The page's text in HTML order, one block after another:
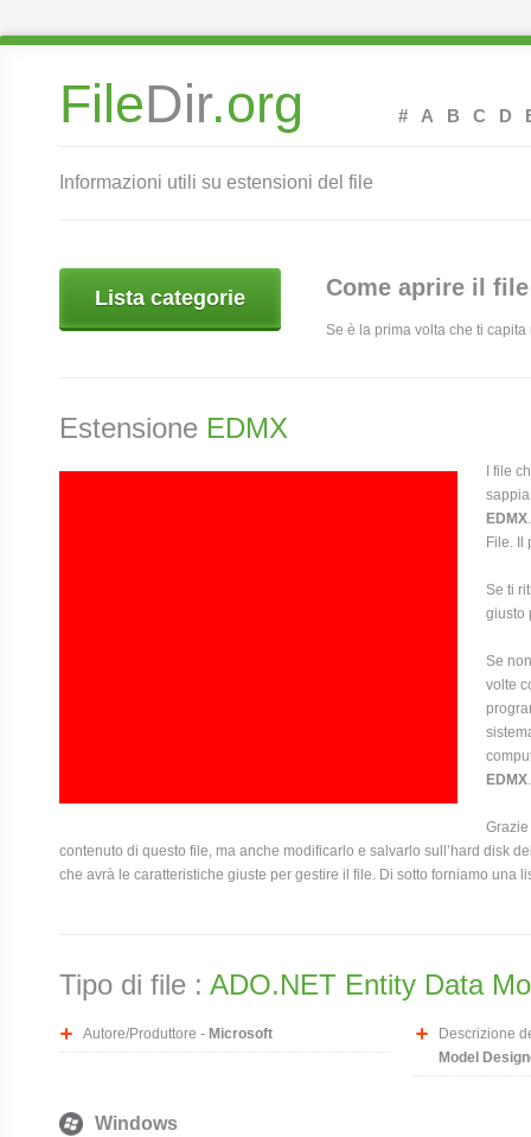
FileDir.org # A B C D
Informazioni utili su estensioni del file
Lista categorie Come aprire il
Se è la prima volta che ti
Estensione EDMX
I file
EDMX
File. Il
Se ti
giusto
Se
volte
EDMX.
contenuto di questo file, ma anche modificarlo e salvarlo sull’hard disk
che avrà le caratteristiche giuste per gestire il file. Di sotto forniamo una
Tipo di file : ADO.NET Entity Data
Autore/Produttore - Microsoft
Descrizione
Model
Windows